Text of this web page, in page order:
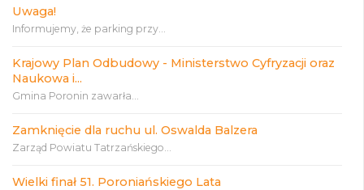
Uwaga!
Informujemy, że parking przy...
Krajowy Plan Odbudowy - Ministerstwo Cyfryzacji oraz
Naukowa i...
Gmina Poronin zawarła...
Zamknięcie dla ruchu ul. Oswalda Balzera
Zarząd Powiatu Tatrzańskiego...
Wielki finał 51. Poroniańskiego Lata